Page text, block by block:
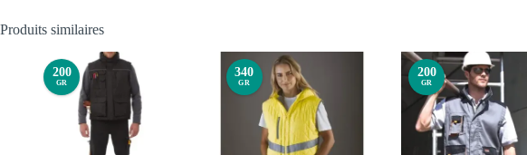
Produits similaires
200
GR
340
GR
200
GR